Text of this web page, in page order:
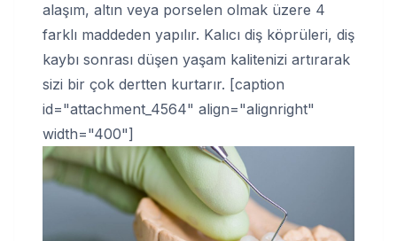
alaşım, altın veya porselen olmak üzere 4
farklı maddeden yapılır. Kalıcı diş köprüleri, diş
kaybı sonrası düşen yaşam kalitenizi artırarak
sizi bir çok dertten kurtarır. [caption
id="attachment_4564" align="alignright"
width="400"]